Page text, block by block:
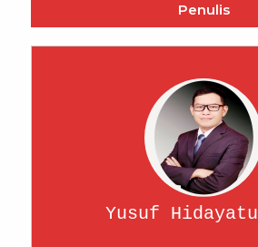
Penulis
Yusuf